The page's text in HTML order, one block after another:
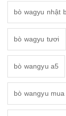
bò wagyu nhật
bò wagyu tươi
bò wangyu a5
bò wangyu